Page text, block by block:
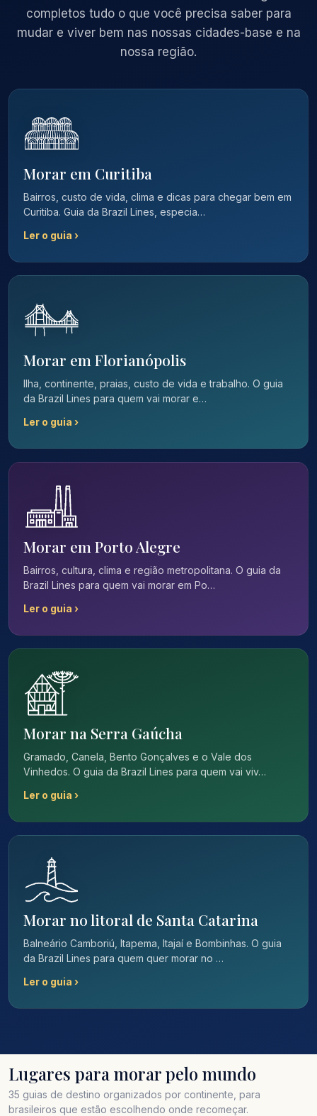
completos tudo o que você precisa saber para
mudar e viver bem nas nossas cidades-base e na
nossa região.
Morar em Curitiba
Bairros, custo de vida, clima e dicas para chegar bem em
Curitiba. Guia da Brazil Lines, especia…
Ler o guia ›
Morar em Florianópolis
Ilha, continente, praias, custo de vida e trabalho. O guia
da Brazil Lines para quem vai morar e…
Ler o guia ›
Morar em Porto Alegre
Bairros, cultura, clima e região metropolitana. O guia da
Brazil Lines para quem vai morar em Po…
Ler o guia ›
Morar na Serra Gaúcha
Gramado, Canela, Bento Gonçalves e o Vale dos
Vinhedos. O guia da Brazil Lines para quem vai viv…
Ler o guia ›
Morar no litoral de Santa Catarina
Balneário Camboriú, Itapema, Itajaí e Bombinhas. O guia
da Brazil Lines para quem quer morar no …
Ler o guia ›
Lugares para morar pelo mundo
35 guias de destino organizados por continente, para
brasileiros que estão escolhendo onde recomeçar.